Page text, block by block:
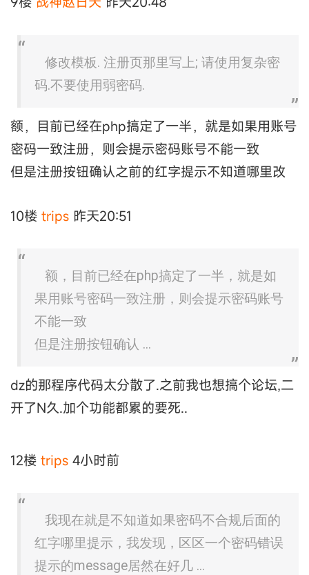
修改模板. 注册页那里写上; 请使用复杂密
码.不要使用弱密码.
额，目前已经在php搞定了一半，就是如果用账号
密码一致注册，则会提示密码账号不能一致
但是注册按钮确认之前的红字提示不知道哪里改
10楼 trips 昨天20:51
额，目前已经在php搞定了一半，就是如
果用账号密码一致注册，则会提示密码账号
不能一致
但是注册按钮确认 ...
dz的那程序代码太分散了.之前我也想搞个论坛,二
开了N久.加个功能都累的要死..
12楼 trips 4小时前
我现在就是不知道如果密码不合规后面的
红字哪里提示，我发现，区区一个密码错误
提示的message居然在好几 ...